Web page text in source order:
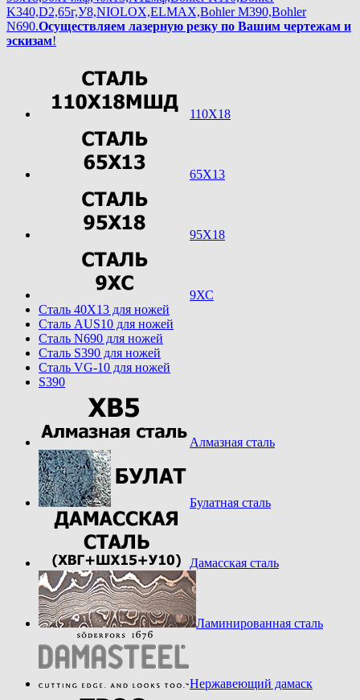
K340,D2,65г,У8,NIOLOX,ELMAX,Bohler М390,Bohler
N690.Осуществляем лазерную резку по Вашим чертежам и
эскизам!
110Х18
65Х13
95Х18
9ХС
Cталь 40Х13 для ножей
Cталь AUS10 для ножей
Cталь N690 для ножей
Cталь S390 для ножей
Cталь VG-10 для ножей
S390
Алмазная сталь
Булатная сталь
Дамасская сталь
Ламинированная сталь
Нержавеющий дамаск